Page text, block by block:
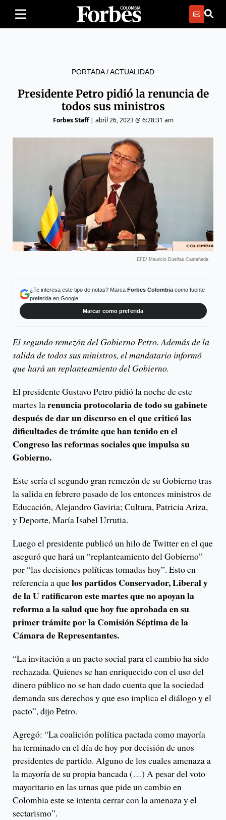
PORTADA/ACTUALIDAD
Presidente Petro pidió la renuncia de
todos sus ministros
Forbes Staff| abril 26, 2023 @ 6:28:31 am
EFE/ Mauricio Dueñas Castañeda
¿Te interesa este tipo de notas? Marca Forbes Colombiacomo fuente
preferida en Google.
Marcar como preferida
El segundo remezón del Gobierno Petro. Además de la
salida de todos sus ministros, el mandatario informó
que hará un replanteamiento del Gobierno.
El presidente Gustavo Petro pidió la noche de este
martes larenuncia protocolaria de todo su gabinete
después de dar un discurso en el que criticó las
dificultades de trámite que han tenido en el
Congreso las reformas sociales que impulsa su
Gobierno.
Este sería el segundo gran remezón de su Gobierno tras
la salida en febrero pasado de los entonces ministros de
Educación, Alejandro Gaviria; Cultura, Patricia Ariza,
y Deporte, María Isabel Urrutia.
Luego el presidente publicó un hilo de Twitter en el que
aseguró que hará un “replanteamiento del Gobierno”
por “las decisiones políticas tomadas hoy”. Esto en
referencia a quelos partidos Conservador, Liberal y
de la U ratificaron este martes que no apoyan la
reforma a la salud que hoy fue aprobada en su
primer trámite por la Comisión Séptima de la
Cámara de Representantes.
“La invitación a un pacto social para el cambio ha sido
rechazada. Quienes se han enriquecido con el uso del
dinero público no se han dado cuenta que la sociedad
demanda sus derechos y que eso implica el diálogo y el
pacto”, dijo Petro.
Agregó: “La coalición política pactada como mayoría
ha terminado en el día de hoy por decisión de unos
presidentes de partido. Alguno de los cuales amenaza a
la mayoría de su propia bancada (…) A pesar del voto
mayoritario en las urnas que pide un cambio en
Colombia este se intenta cerrar con la amenaza y el
sectarismo”.